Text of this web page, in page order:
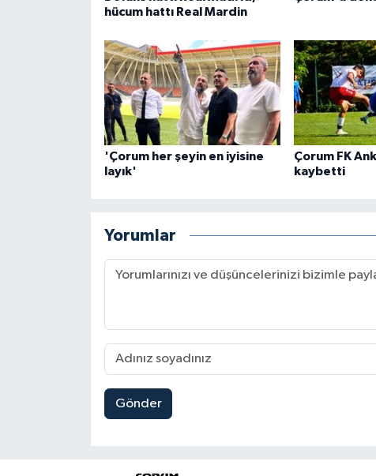
hücum hattı Real Mardin
'Çorum her şeyin en iyisine
layık'
Çorum FK
kaybetti
Yorumlar
Gönder